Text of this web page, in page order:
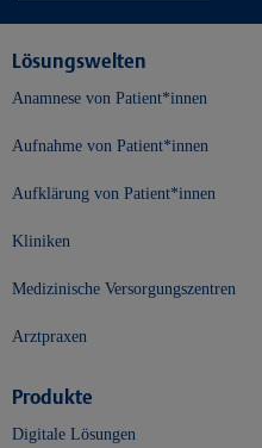
Lösungswelten
Anamnese von Patient*innen
Aufnahme von Patient*innen
Aufklärung von Patient*innen
Kliniken
Medizinische Versorgungszentren
Arztpraxen
Produkte
Digitale Lösungen